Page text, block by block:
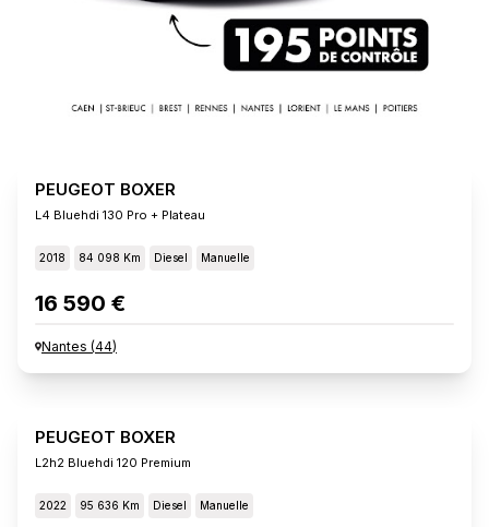
PEUGEOT BOXER
L4 Bluehdi 130 Pro + Plateau
2018 84 098 Km Diesel Manuelle
16 590 €
Nantes (44)
PEUGEOT BOXER
L2h2 Bluehdi 120 Premium
2022 95 636 Km Diesel Manuelle